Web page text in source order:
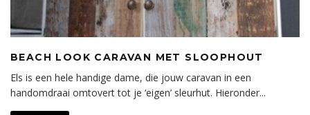
BEACH LOOK CARAVAN MET SLOOPHOUT
Els is een hele handige dame, die jouw caravan in een
handomdraai omtovert tot je ‘eigen’ sleurhut. Hieronder...